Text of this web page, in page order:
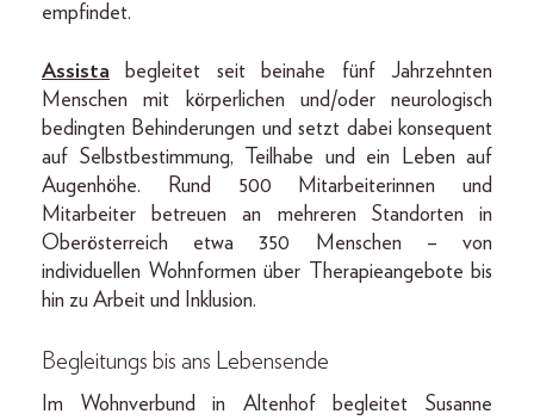
empfindet.
Assista begleitet seit beinahe fünf Jahrzehnten
Menschen mit körperlichen und/oder neurologisch
bedingten Behinderungen und setzt dabei konsequent
auf Selbstbestimmung, Teilhabe und ein Leben auf
Augenhöhe. Rund 500 Mitarbeiterinnen und
Mitarbeiter betreuen an mehreren Standorten in
Oberösterreich etwa 350 Menschen – von
individuellen Wohnformen über Therapieangebote bis
hin zu Arbeit und Inklusion.
Begleitungs bis ans Lebensende
Im Wohnverbund in Altenhof begleitet Susanne